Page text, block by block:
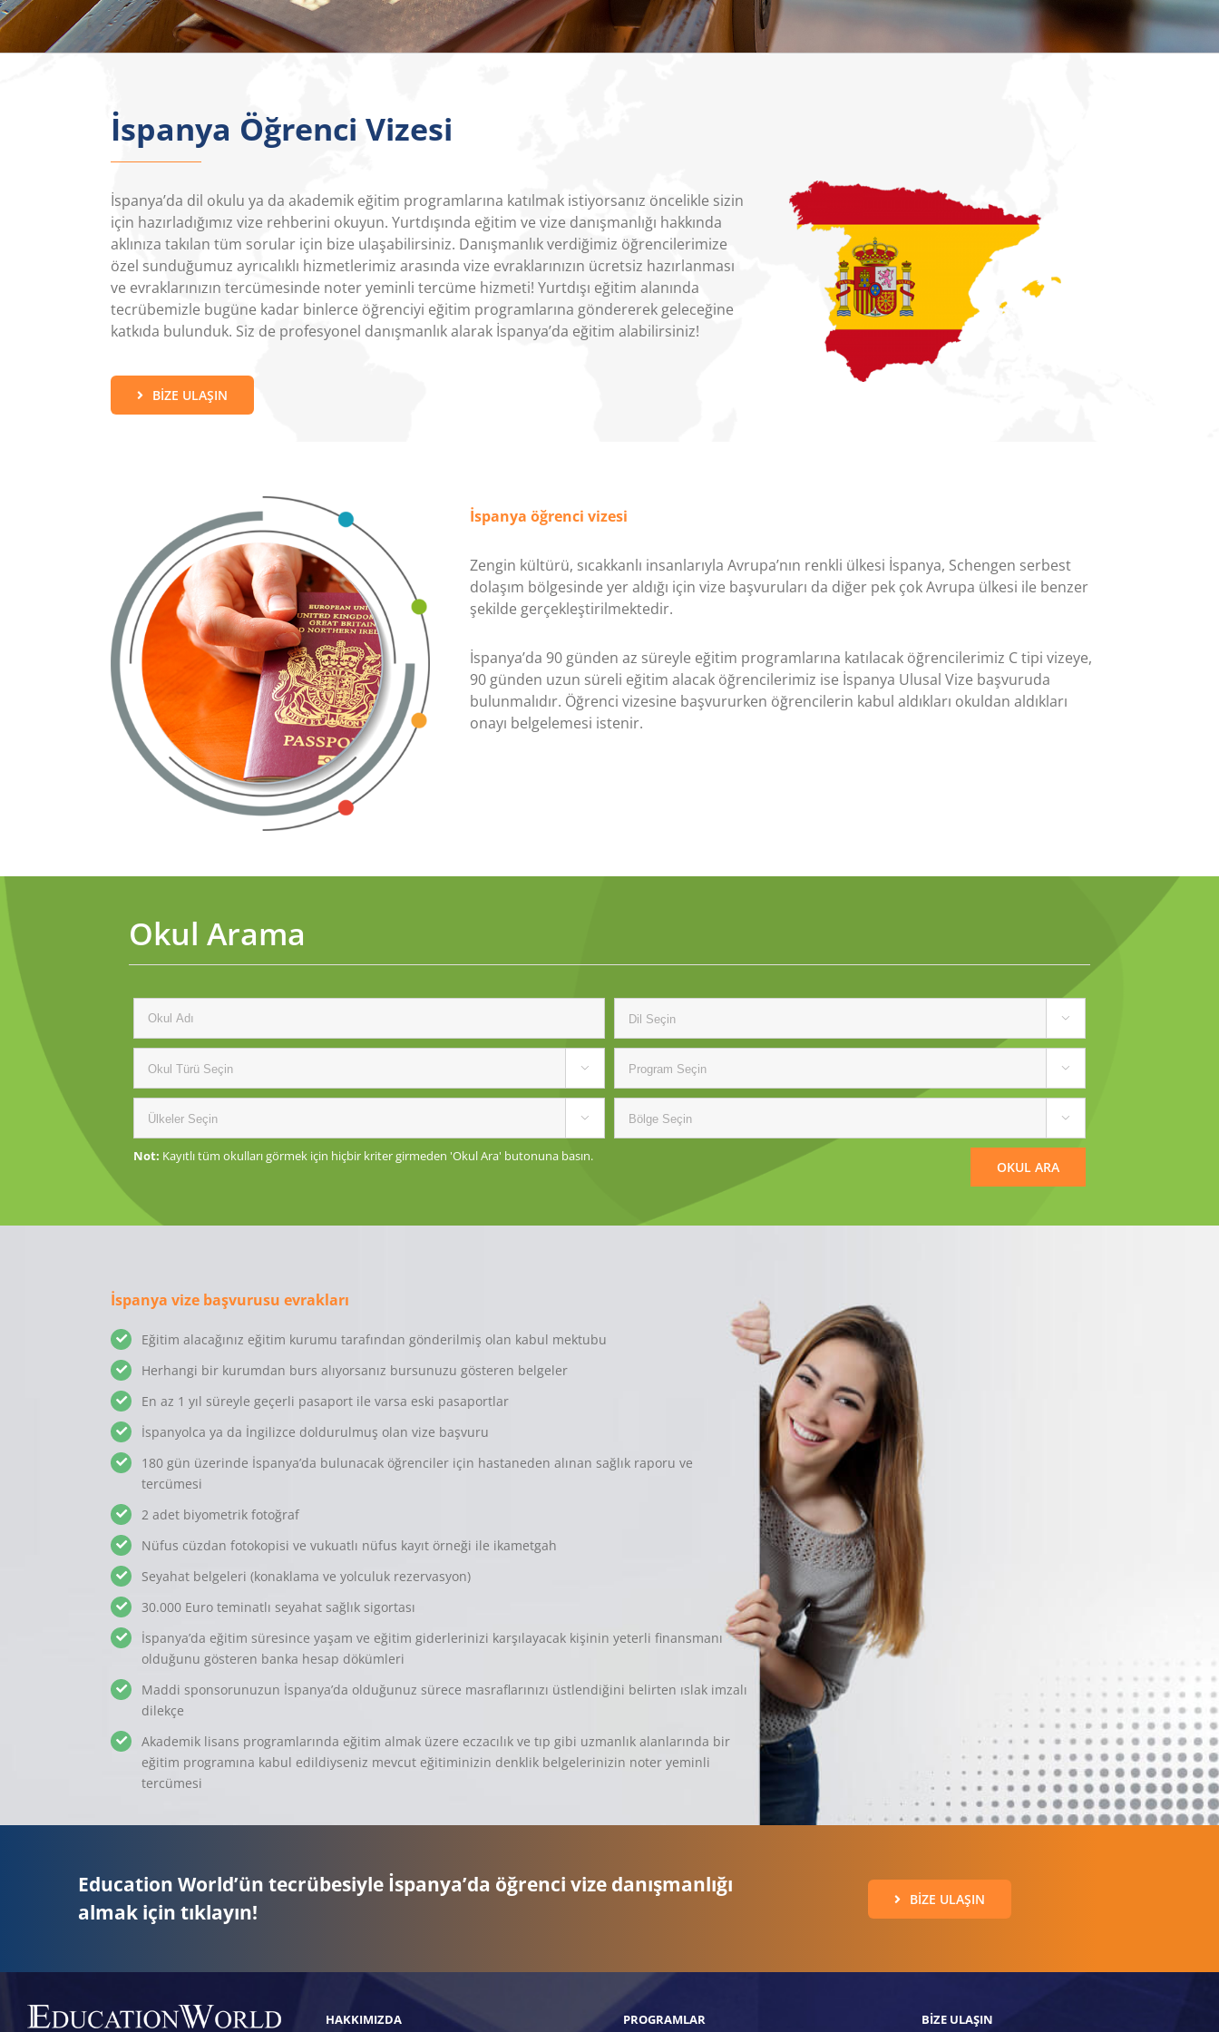
İspanya Öğrenci Vizesi
İspanya’da dil okulu ya da akademik eğitim programlarına katılmak istiyorsanız öncelikle sizin
için hazırladığımız vize rehberini okuyun. Yurtdışında eğitim ve vize danışmanlığı hakkında
aklınıza takılan tüm sorular için bize ulaşabilirsiniz. Danışmanlık verdiğimiz öğrencilerimize
özel sunduğumuz ayrıcalıklı hizmetlerimiz arasında vize evraklarınızın ücretsiz hazırlanması
ve evraklarınızın tercümesinde noter yeminli tercüme hizmeti! Yurtdışı eğitim alanında
tecrübemizle bugüne kadar binlerce öğrenciyi eğitim programlarına göndererek geleceğine
katkıda bulunduk. Siz de profesyonel danışmanlık alarak İspanya’da eğitim alabilirsiniz!
BIZE ULAŞIN
İspanya öğrenci vizesi
Zengin kültürü, sıcakkanlı insanlarıyla Avrupa’nın renkli ülkesi İspanya, Schengen serbest
dolaşım bölgesinde yer aldığı için vize başvuruları da diğer pek çok Avrupa ülkesi ile benzer
şekilde gerçekleştirilmektedir.
İspanya’da 90 günden az süreyle eğitim programlarına katılacak öğrencilerimiz C tipi vizeye,
90 günden uzun süreli eğitim alacak öğrencilerimiz ise İspanya Ulusal Vize başvuruda
bulunmalıdır. Öğrenci vizesine başvururken öğrencilerin kabul aldıkları okuldan aldıkları
onayı belgelemesi istenir.
Okul Arama

 
 
Not: Kayıtlı tüm okulları görmek için hiçbir kriter girmeden 'Okul Ara' butonuna basın.
İspanya vize başvurusu evrakları
Eğitim alacağınız eğitim kurumu tarafından gönderilmiş olan kabul mektubu
Herhangi bir kurumdan burs alıyorsanız bursunuzu gösteren belgeler
En az 1 yıl süreyle geçerli pasaport ile varsa eski pasaportlar
İspanyolca ya da İngilizce doldurulmuş olan vize başvuru
180 gün üzerinde İspanya’da bulunacak öğrenciler için hastaneden alınan sağlık raporu ve
tercümesi
2 adet biyometrik fotoğraf
Nüfus cüzdan fotokopisi ve vukuatlı nüfus kayıt örneği ile ikametgah
Seyahat belgeleri (konaklama ve yolculuk rezervasyon)
30.000 Euro teminatlı seyahat sağlık sigortası
İspanya’da eğitim süresince yaşam ve eğitim giderlerinizi karşılayacak kişinin yeterli finansmanı
olduğunu gösteren banka hesap dökümleri
Maddi sponsorunuzun İspanya’da olduğunuz sürece masraflarınızı üstlendiğini belirten ıslak imzalı
dilekçe
Akademik lisans programlarında eğitim almak üzere eczacılık ve tıp gibi uzmanlık alanlarında bir
eğitim programına kabul edildiyseniz mevcut eğitiminizin denklik belgelerinizin noter yeminli
tercümesi
Education World’ün tecrübesiyle İspanya’da öğrenci vize danışmanlığı
almak için tıklayın!
BIZE ULAŞIN
HAKKIMIZDA PROGRAMLAR BIZE ULAŞIN